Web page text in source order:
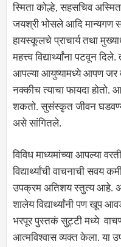
स्मिता कोल्हे, सहसचिव
जयश्री भोसले आदि मान्यगण
हायस्कूलचे प्राचार्य तथा
महत्त्व विद्यार्थ्यांना पटवून
आपल्या आयुष्यामध्ये आपण जर
नक्कीच त्याचा फायदा
शकतो. सुसंस्कृत जीवन
असे सांगितले.
विविध माध्यमांच्या आपल्या
विद्यार्थ्यांची वाचनाची सवय
उपक्रम अतिशय स्तुत्य आहे.
शालेय विद्यार्थ्यांनी पण खूप
भरपूर पुस्तकं सुट्टी मध्ये
आत्मविश्वास व्यक्त केला. या